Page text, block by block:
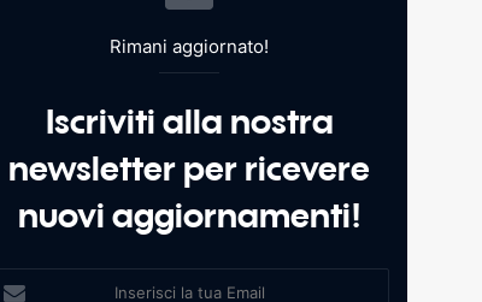
Rimani aggiornato!
Iscriviti alla nostra
newsletter per ricevere
nuovi aggiornamenti!